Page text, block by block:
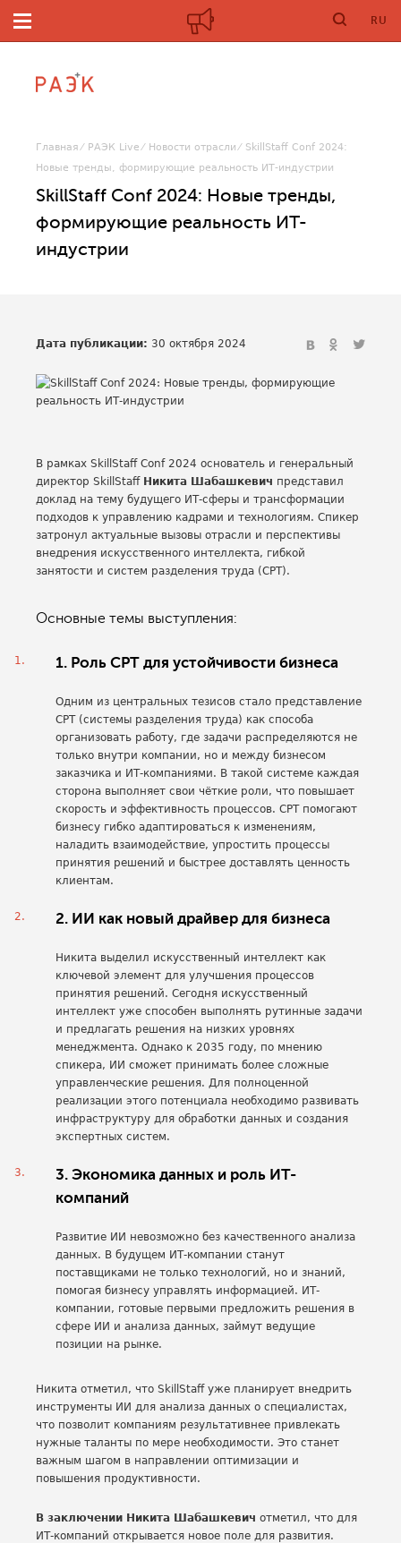
RU
Главная РАЭК Live Новости отрасли
SkillStaff Conf 2024:
Новые тренды, формирующие реальность ИТ-индустрии
SkillStaff Conf 2024: Новые тренды,
формирующие реальность ИТ-
индустрии
Дата публикации: 30 октября 2024
В рамках SkillStaff Conf 2024 основатель и генеральный
директор SkillStaff Никита Шабашкевич представил
доклад на тему будущего ИТ-сферы и трансформации
подходов к управлению кадрами и технологиям. Спикер
затронул актуальные вызовы отрасли и перспективы
внедрения искусственного интеллекта, гибкой
занятости и систем разделения труда (СРТ).
Основные темы выступления:
1. Роль СРТ для устойчивости бизнеса
Одним из центральных тезисов стало представление
СРТ (системы разделения труда) как способа
организовать работу, где задачи распределяются не
только внутри компании, но и между бизнесом
заказчика и ИТ-компаниями. В такой системе каждая
сторона выполняет свои чёткие роли, что повышает
скорость и эффективность процессов. СРТ помогают
бизнесу гибко адаптироваться к изменениям,
наладить взаимодействие, упростить процессы
принятия решений и быстрее доставлять ценность
клиентам.
2. ИИ как новый драйвер для бизнеса
Никита выделил искусственный интеллект как
ключевой элемент для улучшения процессов
принятия решений. Сегодня искусственный
интеллект уже способен выполнять рутинные задачи
и предлагать решения на низких уровнях
менеджмента. Однако к 2035 году, по мнению
спикера, ИИ сможет принимать более сложные
управленческие решения. Для полноценной
реализации этого потенциала необходимо развивать
инфраструктуру для обработки данных и создания
экспертных систем.
3. Экономика данных и роль ИТ-
компаний
Развитие ИИ невозможно без качественного анализа
данных. В будущем ИТ-компании станут
поставщиками не только технологий, но и знаний,
помогая бизнесу управлять информацией. ИТ-
компании, готовые первыми предложить решения в
сфере ИИ и анализа данных, займут ведущие
позиции на рынке.
Никита отметил, что SkillStaff уже планирует внедрить
инструменты ИИ для анализа данных о специалистах,
что позволит компаниям результативнее привлекать
нужные таланты по мере необходимости. Это станет
важным шагом в направлении оптимизации и
повышения продуктивности.
В заключении Никита Шабашкевич отметил, что для
ИТ-компаний открывается новое поле для развития.